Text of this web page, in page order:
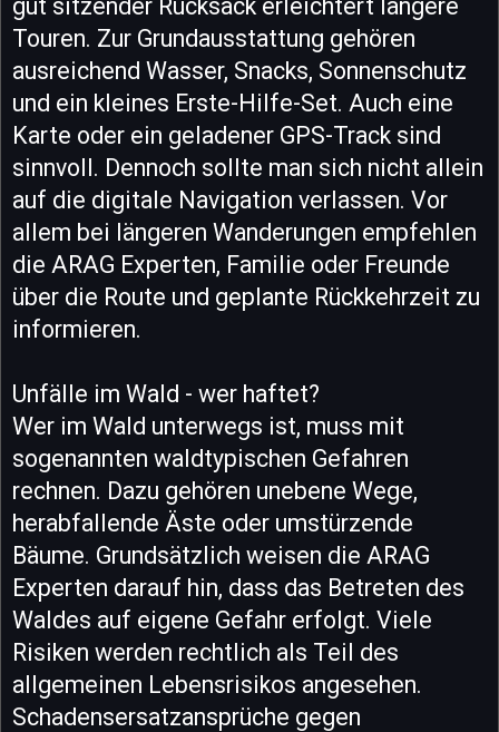
gut sitzender Rucksack erleichtert längere
Touren. Zur Grundausstattung gehören
ausreichend Wasser, Snacks, Sonnenschutz
und ein kleines Erste-Hilfe-Set. Auch eine
Karte oder ein geladener GPS-Track sind
sinnvoll. Dennoch sollte man sich nicht allein
auf die digitale Navigation verlassen. Vor
allem bei längeren Wanderungen empfehlen
die ARAG Experten, Familie oder Freunde
über die Route und geplante Rückkehrzeit zu
informieren.
Unfälle im Wald - wer haftet?
Wer im Wald unterwegs ist, muss mit
sogenannten waldtypischen Gefahren
rechnen. Dazu gehören unebene Wege,
herabfallende Äste oder umstürzende
Bäume. Grundsätzlich weisen die ARAG
Experten darauf hin, dass das Betreten des
Waldes auf eigene Gefahr erfolgt. Viele
Risiken werden rechtlich als Teil des
allgemeinen Lebensrisikos angesehen.
Schadensersatzansprüche gegen